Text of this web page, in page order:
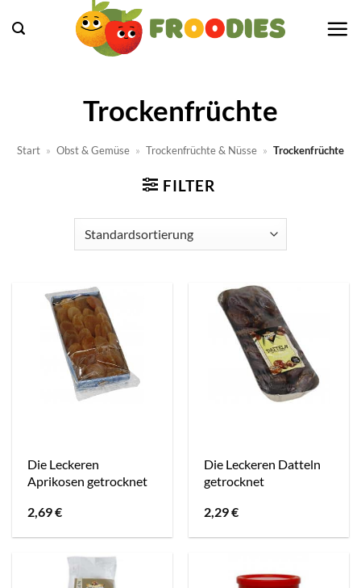
Inhalt
Trockenfrüchte
Start » Obst & Gemüse » Trockenfrüchte & Nüsse » Trockenfrüchte
FILTER
Die Leckeren
Aprikosen getrocknet
2,69€
Die Leckeren Datteln
getrocknet
2,29€